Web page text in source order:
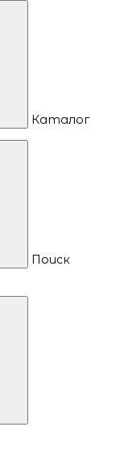
Каталог
Поиск